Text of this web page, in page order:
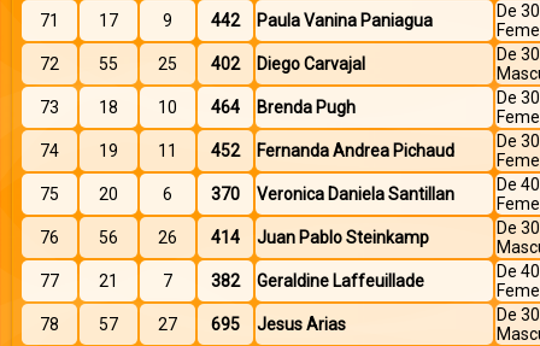
71
17 9 442 Paula Vanina Paniagua
De
72
55 25 402 Diego Carvajal
De
73
18 10 464 Brenda Pugh
De
74
19 11 452 Fernanda Andrea Pichaud
De
75
20 6 370 Veronica Daniela Santillan
De
76
56 26 414 Juan Pablo Steinkamp
De
77
21 7 382 Geraldine Laffeuillade
De
78
57 27 695 Jesus Arias
De